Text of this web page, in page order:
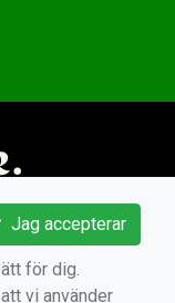
Jag accepterar
för dig.
vi använder